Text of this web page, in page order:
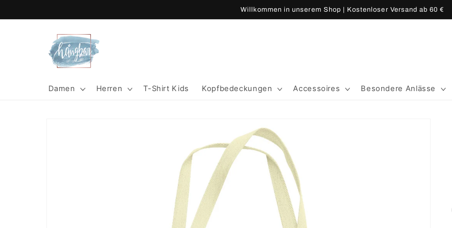
Inhalt
Willkommen in unserem Shop | Kostenloser Versand ab 60 €
Damen Herren T-Shirt Kids Kopfbedeckungen Accessoires Besondere Anlässe